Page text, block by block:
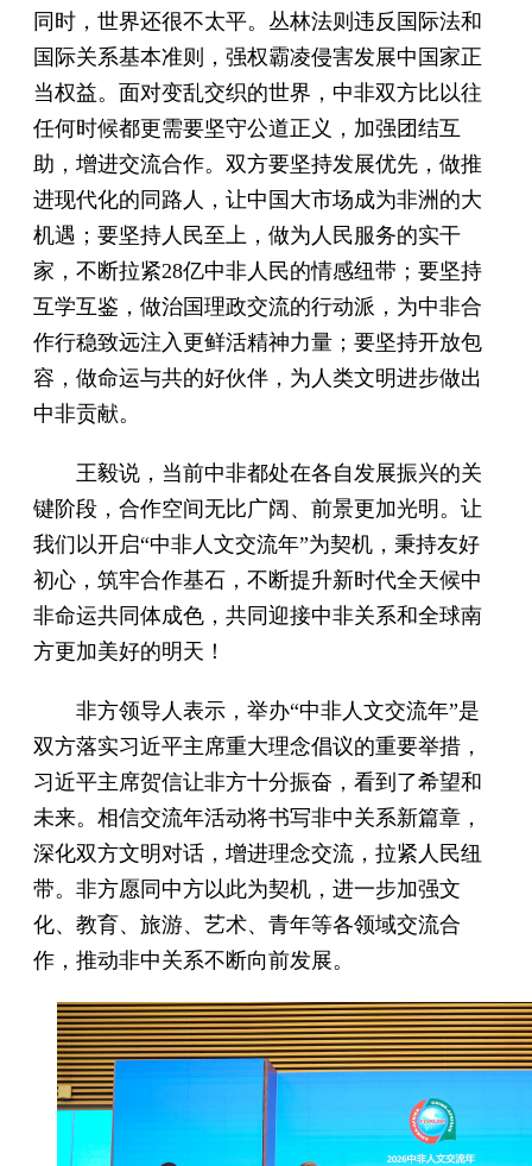
同时，世界还很不太平。丛林法则违反国际法和
国际关系基本准则，强权霸凌侵害发展中国家正
当权益。面对变乱交织的世界，中非双方比以往
任何时候都更需要坚守公道正义，加强团结互
助，增进交流合作。双方要坚持发展优先，做推
进现代化的同路人，让中国大市场成为非洲的大
机遇；要坚持人民至上，做为人民服务的实干
家，不断拉紧28亿中非人民的情感纽带；要坚持
互学互鉴，做治国理政交流的行动派，为中非合
作行稳致远注入更鲜活精神力量；要坚持开放包
容，做命运与共的好伙伴，为人类文明进步做出
中非贡献。
王毅说，当前中非都处在各自发展振兴的关
键阶段，合作空间无比广阔、前景更加光明。让
我们以开启“中非人文交流年”为契机，秉持友好
初心，筑牢合作基石，不断提升新时代全天候中
非命运共同体成色，共同迎接中非关系和全球南
方更加美好的明天！
非方领导人表示，举办“中非人文交流年”是
双方落实习近平主席重大理念倡议的重要举措，
习近平主席贺信让非方十分振奋，看到了希望和
未来。相信交流年活动将书写非中关系新篇章，
深化双方文明对话，增进理念交流，拉紧人民纽
带。非方愿同中方以此为契机，进一步加强文
化、教育、旅游、艺术、青年等各领域交流合
作，推动非中关系不断向前发展。